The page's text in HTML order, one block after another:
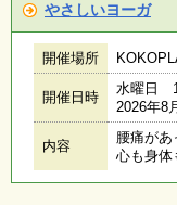
募
集
ボ
テ
・
やさしいヨーガ
開催場所
開催日時
水曜日
2026年8
内容
腰痛があ
心も身体